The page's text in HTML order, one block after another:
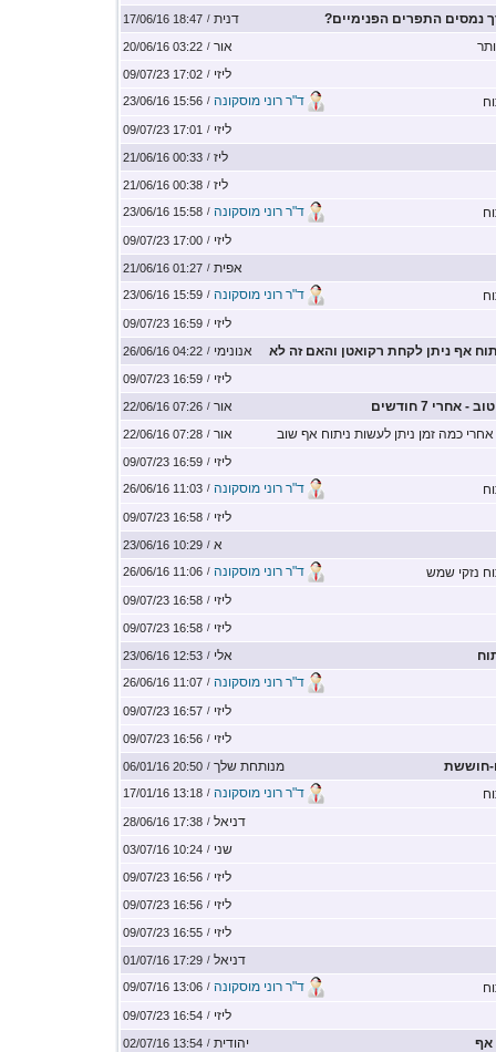
נמסים התפרים הפנימיים? דנית /
18:47 17/06/16
אור /
03:22 20/06/16
ליזי /
17:02 09/07/23
ד"ר רוני מוסקונה /
15:56 23/06/16
ליזי /
17:01 09/07/23
ליז /
00:33 21/06/16
ליז /
00:38 21/06/16
ד"ר רוני מוסקונה /
15:58 23/06/16
ליזי /
17:00 09/07/23
אפית /
01:27 21/06/16
ד"ר רוני מוסקונה /
15:59 23/06/16
ליזי /
16:59 09/07/23
אף ניתן לקחת רקואטן והאם זה לא אנונימי /
04:22 26/06/16
ליזי /
16:59 09/07/23
7 חודשים אור /
07:26 22/06/16
כמה זמן ניתן לעשות ניתוח אף שוב אור /
07:28 22/06/16
ליזי /
16:59 09/07/23
ד"ר רוני מוסקונה /
11:03 26/06/16
ליזי /
16:58 09/07/23
א /
10:29 23/06/16
נזקי שמש ד"ר רוני מוסקונה /
11:06 26/06/16
ליזי /
16:58 09/07/23
ליזי /
16:58 09/07/23
אלי /
12:53 23/06/16
ד"ר רוני מוסקונה /
11:07 26/06/16
ליזי /
16:57 09/07/23
ליזי /
16:56 09/07/23
חוששת מנותחת שלך /
20:50 06/01/16
ד"ר רוני מוסקונה /
13:18 17/01/16
דניאל /
17:38 28/06/16
שני /
10:24 03/07/16
ליזי /
16:56 09/07/23
ליזי /
16:56 09/07/23
ליזי /
16:55 09/07/23
דניאל /
17:29 01/07/16
ד"ר רוני מוסקונה /
13:06 09/07/16
ליזי /
16:54 09/07/23
אף יהודית /
13:54 02/07/16